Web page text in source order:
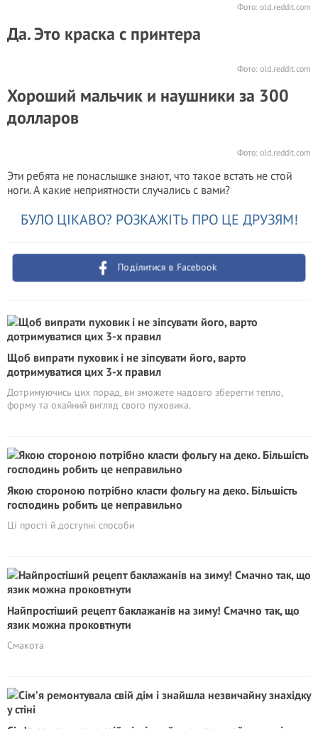
Фото: old.reddit.com
Да. Это краска с принтера
Фото: old.reddit.com
Хороший мальчик и наушники за 300
долларов
Фото: old.reddit.com
Эти ребята не понаслышке знают, что такое встать не стой
ноги. А какие неприятности случались с вами?
БУЛО ЦІКАВО? РОЗКАЖІТЬ ПРО ЦЕ ДРУЗЯМ!
Поділитися в Facebook
Щоб випрати пуховик і не зіпсувати його, варто
дотримуватися цих 3-х правил
Дотримуючись цих порад, ви зможете надовго зберегти тепло,
форму та охайний вигляд свого пуховика.
Якою стороною потрібно класти фольгу на деко. Більшість
господинь робить це неправильно
Ці прості й доступні способи
Найпростіший рецепт баклажанів на зиму! Смачно так, що
язик можна проковтнути
Смакота